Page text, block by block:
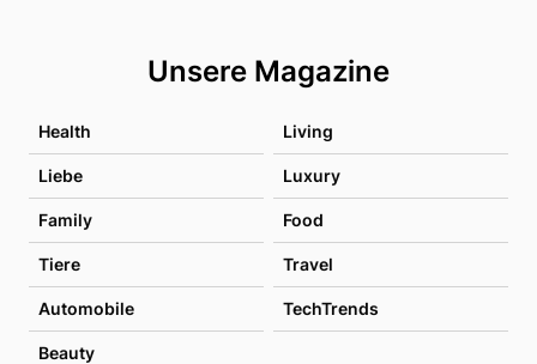
Unsere Magazine
Health Living
Liebe Luxury
Family Food
Tiere Travel
Automobile TechTrends
Beauty